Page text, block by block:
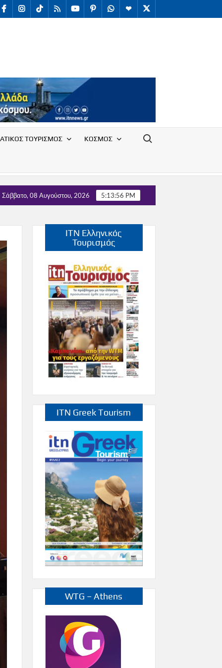
facebookInstagram
TikTokRSS youtubePinterestWhatsApp
Telegram
X
ΤΟΥΡΙΣΜΟΣ ΚΟΣΜΟΣ
Search for:
Υπαλλήλων Ε.Ο.Τ. με τον Τομέα Τουρισμού του κόμματος
Σάββατο, 08 Αυγούστου, 2026 5:13:57 PM
ITN Ελληνικός
Τουρισμός
ITN Greek Tourism
WTG – Athens